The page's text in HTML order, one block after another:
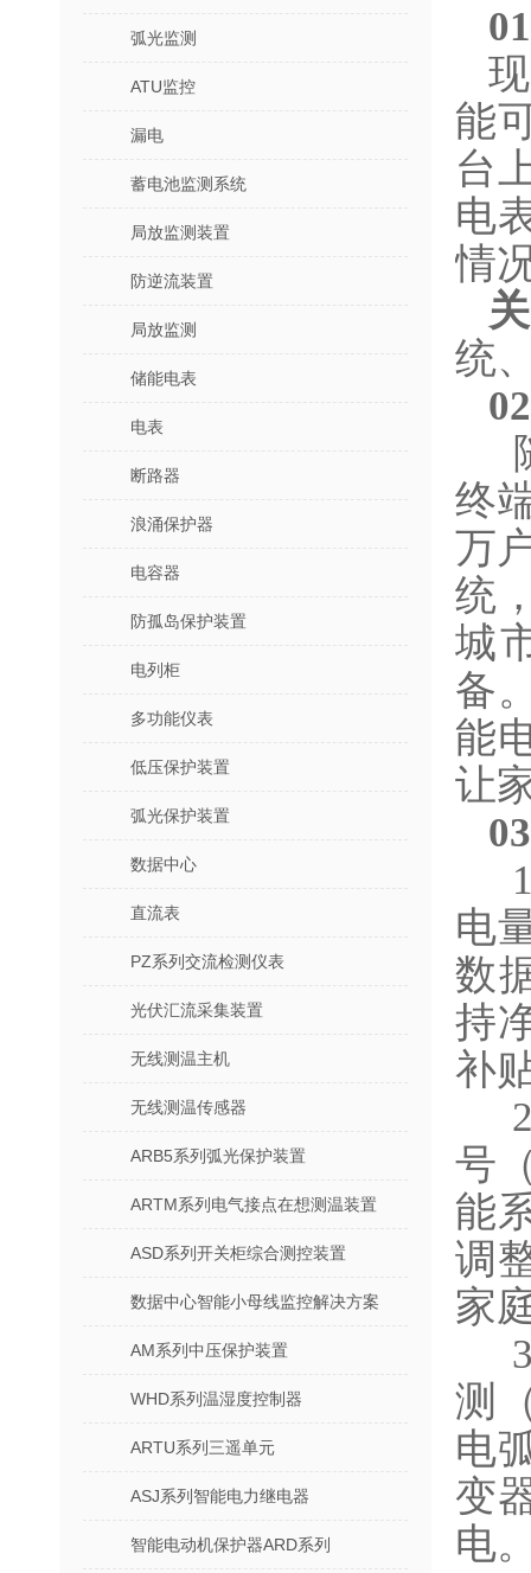
弧光监测
ATU监控
漏电
蓄电池监测系统
局放监测装置
防逆流装置
局放监测
储能电表
电表
断路器
浪涌保护器
电容器
防孤岛保护装置
电列柜
多功能仪表
低压保护装置
弧光保护装置
数据中心
直流表
PZ系列交流检测仪表
光伏汇流采集装置
无线测温主机
无线测温传感器
ARB5系列弧光保护装置
ARTM系列电气接点在想测温装置
ASD系列开关柜综合测控装置
数据中心智能小母线监控解决方案
AM系列中压保护装置
WHD系列温湿度控制器
ARTU系列三遥单元
ASJ系列智能电力继电器
智能电动机保护器ARD系列
能
台
电
情
统
终
万
统
城
备
能
让
电
数
持
补
号
能
调
家
测
电
变
电